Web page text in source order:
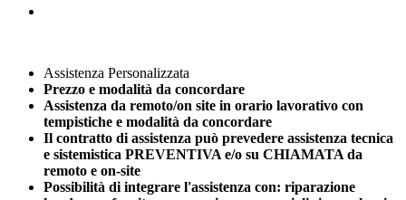
Assistenza Personalizzata
Prezzo e modalità da concordare
Assistenza da remoto/on site in orario lavorativo con
tempistiche e modalità da concordare
Il contratto di assistenza può prevedere assistenza tecnica
e sistemistica PREVENTIVA e/o su CHIAMATA da
remoto e on-site
Possibilità di integrare l'assistenza con: riparazione